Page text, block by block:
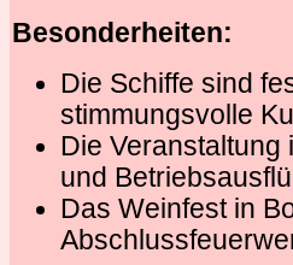
Besonderheiten:
Die Schiffe sind
stimmungsvolle
Die Veranstaltung
und
Das Weinfest in